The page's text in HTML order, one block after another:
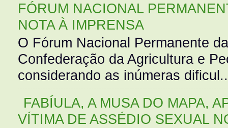
FÓRUM NACIONAL
NOTA À IMPRENSA
O Fórum Nacional Permanente
Confederação da Agricultura e
considerando as inúmeras
FABÍULA, A MUSA DO MAPA,
VÍTIMA DE ASSÉDIO SEXUAL